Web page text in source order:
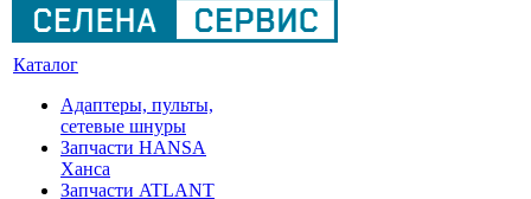
Каталог
Адаптеры, пульты,
сетевые шнуры
Запчасти HANSA
Ханса
Запчасти ATLANT